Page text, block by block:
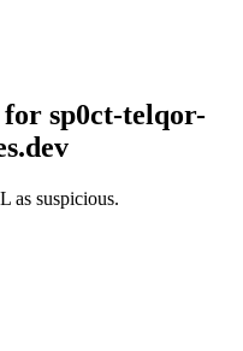
sp0ct-telqor-
as suspicious.